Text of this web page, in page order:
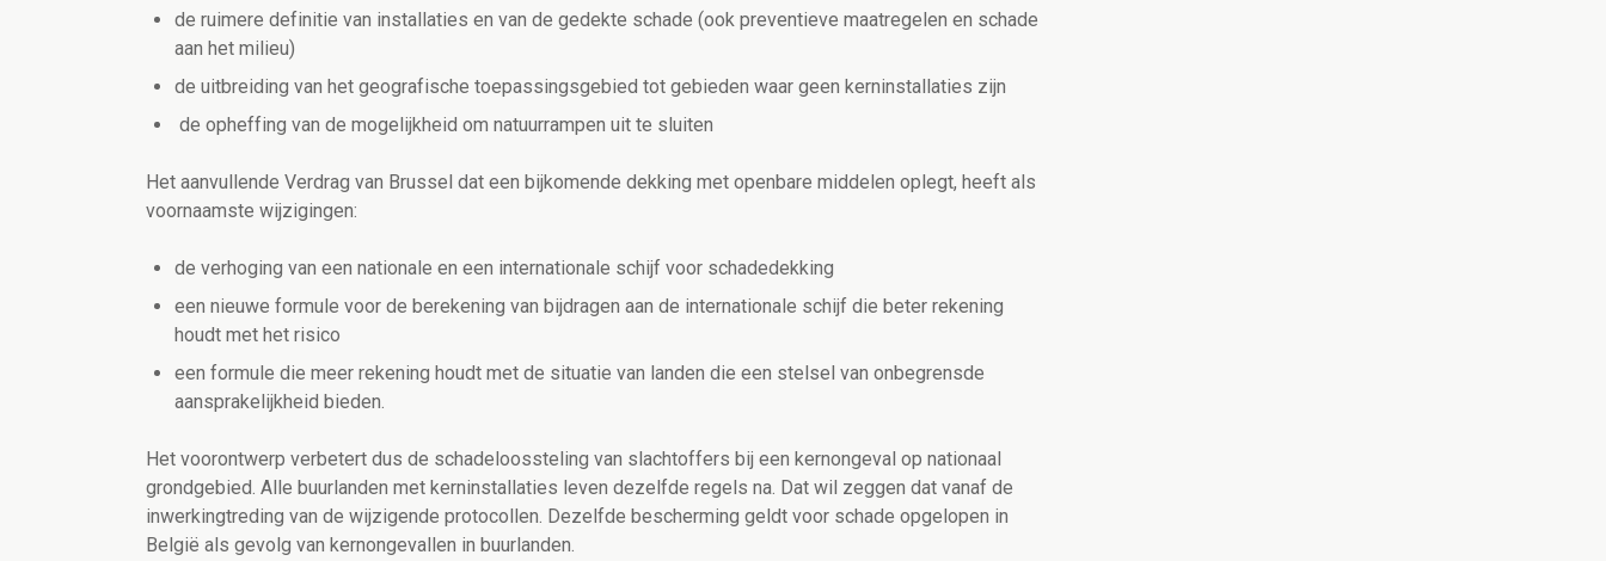
de ruimere definitie van installaties en van de gedekte schade (ook preventieve maatregelen en schade
aan het milieu)
de uitbreiding van het geografische toepassingsgebied tot gebieden waar geen kerninstallaties zijn
de opheffing van de mogelijkheid om natuurrampen uit te sluiten
Het aanvullende Verdrag van Brussel dat een bijkomende dekking met openbare middelen oplegt, heeft als
voornaamste wijzigingen:
de verhoging van een nationale en een internationale schijf voor schadedekking
een nieuwe formule voor de berekening van bijdragen aan de internationale schijf die beter rekening
houdt met het risico
een formule die meer rekening houdt met de situatie van landen die een stelsel van onbegrensde
aansprakelijkheid bieden.
Het voorontwerp verbetert dus de schadeloossteling van slachtoffers bij een kernongeval op nationaal
grondgebied. Alle buurlanden met kerninstallaties leven dezelfde regels na. Dat wil zeggen dat vanaf de
inwerkingtreding van de wijzigende protocollen. Dezelfde bescherming geldt voor schade opgelopen in
België als gevolg van kernongevallen in buurlanden.